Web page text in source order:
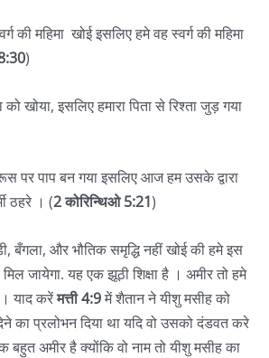
की महिमा खोई इसलिए हमे वह स्वर्ग की महिमा
)
खोया, इसलिए हमारा पिता से रिश्ता जुड़ गया
पर पाप बन गया इसलिए आज हम उसके द्वारा
ठहरे । (2 कोरिन्थिओ 5:21)
बँगला, और भौतिक समृद्धि नहीं खोई की हमे इस
जायेगा. यह एक झूठी शिक्षा है । अमीर तो हमे
। याद करेंमत्ती 4:9में शैतान ने यीशु मसीह को
का प्रलोभन दिया था यदि वो उसको दंडवत करे
अमीर है क्योंकि वो नाम तो यीशु मसीह का